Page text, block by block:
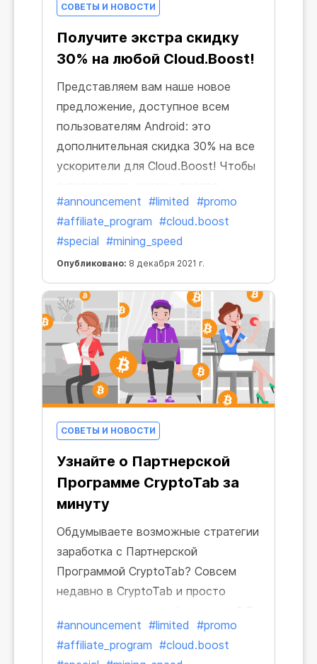
СОВЕТЫ И НОВОСТИ
Получите экстра скидку
30% на любой Cloud.Boost!
Представляем вам наше новое
предложение, доступное всем
пользователям Android: это
дополнительная скидка 30% на все
ускорители для Cloud.Boost! Чтобы
перейдите по ссылке и получите
любой ускоритель по нашей
специальной цене!
#announcement #limited #promo
#affiliate_program #cloud.boost
#special #mining_speed
Опубликовано: 8 декабря 2021 г.
СОВЕТЫ И НОВОСТИ
Узнайте о Партнерской
Программе CryptoTab за
минуту
Обдумываете возможные стратегии
заработка с Партнерской
Программой CryptoTab? Совсем
недавно в CryptoTab и просто
любом случае – вы по адресу!
#announcement #limited #promo
#affiliate_program #cloud.boost